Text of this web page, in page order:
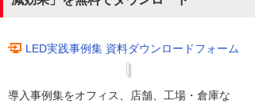
LED実践事例集 資料ダウンロードフォーム
導入事例集をオフィス、店舗、工場・倉庫な